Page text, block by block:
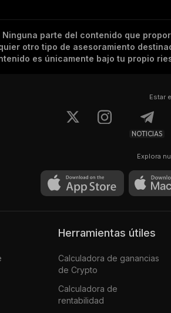
Ninguna parte del contenido que
otro tipo de asesoramiento
es únicamente bajo tu propio
Estar
NOTICIAS
Explora
Herramientas útiles
Calculadora de ganancias
de Crypto
Calculadora de
rentabilidad